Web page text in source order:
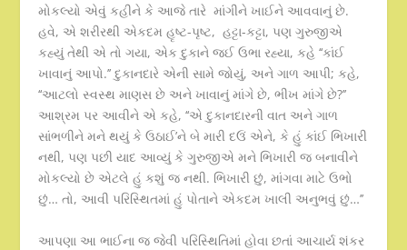
મોકલ્યો એવું કહીને કે આજે તારે માંગીને ખાઈને આવવાનું છે.
હવે, એ શરીરથી એકદમ હૃષ્ટ-પૃષ્ટ, હટ્ટા-કટ્ટા, પણ ગુરુજીએ
કહ્યું તેથી એ તો ગયા, એક દુકાને જઈ ઉભા રહ્યા, કહે ‘‘કાંઈ
ખાવાનું આપો.’’ દુકાનદારે એની સામે જોયું, અને ગાળ આપી; કહે,
‘‘આટલો સ્વસ્થ માણસ છે અને ખાવાનું માંગે છે, ભીખ માંગે છે?’’
આશ્રમ પર આવીને એ કહે, ‘‘એ દુકાનદારની વાત અને ગાળ
સાંભળીને મને થયું કે ઉઠાઈ’ને બે મારી દઉં એને, કે હું કાંઈ ભિખારી
નથી, પણ પછી યાદ આવ્યું કે ગુરુજીએ મને ભિખારી જ બનાવીને
મોકલ્યો છે એટલે હું કશું જ નથી. ભિખારી છું, માંગવા માટે ઉભો
છું… તો, આવી પરિસ્થિતમાં હું પોતાને એકદમ ખાલી અનુભવું છું…’’
આપણા આ ભાઈના જ જેવી પરિસ્થિતિમાં હોવા છતાં આચાર્ય શંકર